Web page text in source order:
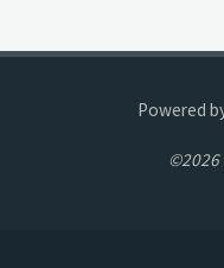
Powered
©2026